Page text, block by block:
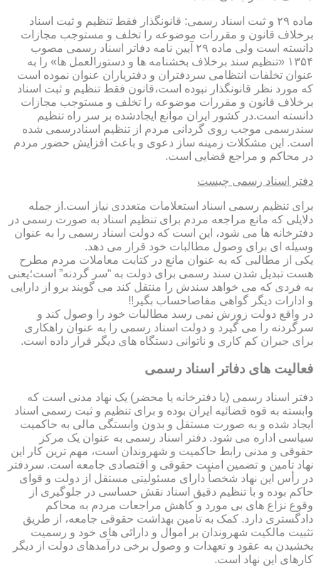
ماده ۲۹ و ثبت اسناد رسمی: قانونگذار فقط تنظیم و ثبت اسناد
برخلاف قانون و مقررات موضوعه را تخلف و مستوجب مجازات
دانسته است ولی ماده ۲۹ آیین نامه دفاتر اسناد رسمی مصوب
۱۳۵۴ «تنظیم سند برخلاف بخشنامه ها و دستورالعمل ها» را به
عنوان تخلفات انتظامی سردفتران و دفتریاران عنوان نموده است
که مورد نظر قانونگذار نبوده است،قانون فقط تنظیم و ثبت اسناد
برخلاف قانون و مقررات موضوعه را تخلف و مستوجب مجازات
دانسته است.در کشور ایران موانع ایجادشده بر سر راه تنظیم
سندرسمی موجب روی گردانی مردم از تنظیم اسنادرسمی شده
است. این مشکلات زمینه ساز دعوی و باعث افزایش حضور مردم
در محاکم و مراجع قضایی است.
دفتر اسناد رسمی چیست
برای تنظیم رسمی اسناد استعلامات متعددی نیاز است.از جمله
دلایلی که مانع مراجعه مردم برای تنظیم اسناد به صورت رسمی در
دفترخانه ها می شود، این است که دولت اسناد رسمی را به عنوان
وسیله ای برای وصول مطالبات خود قرار می دهد.
یکی از مطالبی که به عنوان مانع در کتابت معاملات مردم مطرح
هست تبدیل شدن سند رسمی برای دولت به “سر گردنه” است؛یعنی
به فردی که می خواهد سندش را منتقل کند می گویند برو از دارایی
و ادارات دیگر گواهی مفاصاحساب بگیر!!
در واقع دولت زورش نمی رسد مطالبات خود را وصول کند و
سرگردنه را می گیرد و دولت اسناد رسمی را به عنوان راهکاری
برای جبران کم کاری و ناتوانی دستگاه های دیگر قرار داده است.
فعالیت های دفاتر اسناد رسمی
دفتر اسناد رسمی (یا دفترخانه یا محضر) یک نهاد مدنی است که
وابسته به قوه قضائیه ایران بوده و برای تنظیم و ثبت رسمی اسناد
ایجاد شده و به صورت مستقل و بدون وابستگی مالی به حاکمیت
سیاسی اداره می شود. دفتر اسناد رسمی به عنوان یک مرکز
حقوقی و مدنی رابط حاکمیت و شهروندان است، مهم ترین کار این
نهاد تامین و تضمین امنیت حقوقی و اقتصادی جامعه است. سردفتر
در رأس این نهاد شخصاً دارای مسئولیتی مستقل از دولت و قوای
حاکم بوده و با تنظیم دقیق اسناد نقش حساسی در جلوگیری از
وقوع نزاع های بی مورد و کاهش مراجعات مردم به محاکم
دادگستری دارد. کمک به تامین بهداشت حقوقی جامعه، از طریق
تثبیت مالکیت شهروندان بر اموال و دارائی های خود و رسمیت
بخشیدن به عقود و تعهدات و وصول برخی درآمدهای دولت از دیگر
کارهای این نهاد است.